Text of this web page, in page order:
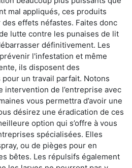
mal appliqués, ces produits
effets néfastes. Faites donc
lutte contre les punaises de lit
définitivement. Les
l'infestation et même
ils disposent des
un travail parfait. Notons
intervention de l’entreprise avec
vous permettra d’avoir une
désirez une éradication de ces
option qui s’offre à vous
spécialisées. Elles
ou de pièges pour en
bêtes. Les répulsifs également